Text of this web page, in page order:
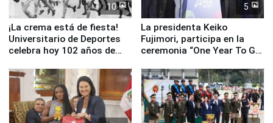
10
¡La crema está de fiesta!
Universitario de Deportes
celebra hoy 102 años de
5
La presidenta Keiko
Fujimori, participa en la
ceremonia “One Year To Go